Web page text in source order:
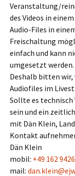
Veranstaltung/
des Videos in
Audio-Files in
Freischaltung
einfach und kann
umgesetzt werden.
Deshalb bitten wir,
Audiofiles im
Sollte es
sein und ein
mit Dän Klein,
Kontakt
Dän Klein
mobil: +49 162
mail: